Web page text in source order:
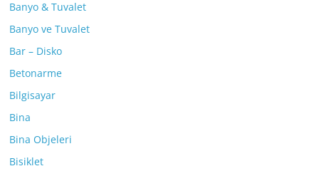
Banyo & Tuvalet
Banyo ve Tuvalet
Bar – Disko
Betonarme
Bilgisayar
Bina
Bina Objeleri
Bisiklet